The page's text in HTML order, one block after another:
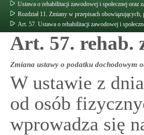
Ustawa o rehabilitacji zawodowej i społecznej oraz
Rozdział 11. Zmiany w przepisach
Art. 57. Ustawa o rehabilitacji zawodowej i
Art. 57. rehab.
Zmiana ustawy o podatku dochodowym
W ustawie z
od osób
wprowadza się